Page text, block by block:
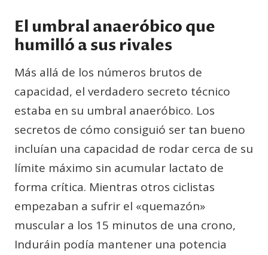
El umbral anaeróbico que
humilló a sus rivales
Más allá de los números brutos de
capacidad, el verdadero secreto técnico
estaba en su umbral anaeróbico. Los
secretos de cómo consiguió ser tan bueno
incluían una capacidad de rodar cerca de su
límite máximo sin acumular lactato de
forma crítica. Mientras otros ciclistas
empezaban a sufrir el «quemazón»
muscular a los 15 minutos de una crono,
Induráin podía mantener una potencia